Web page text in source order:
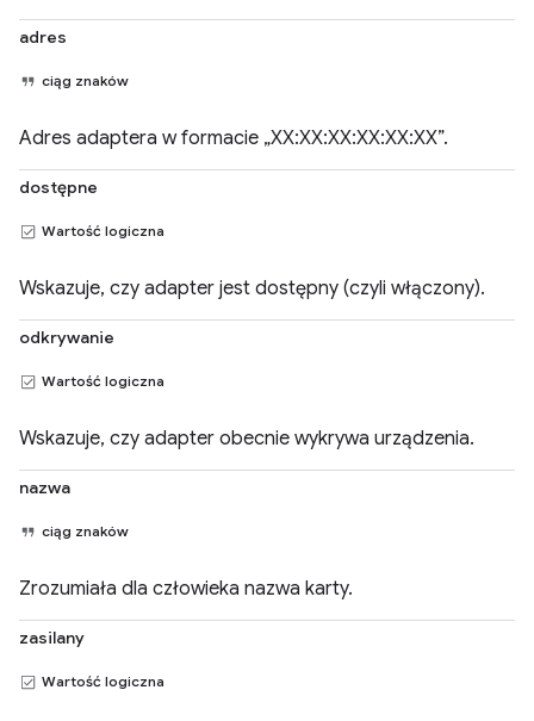
adres
ciąg znaków
Adres adaptera w formacie „XX:XX:XX:XX:XX:XX”.
dostępne
Wartość logiczna
Wskazuje, czy adapter jest dostępny (czyli włączony).
odkrywanie
Wartość logiczna
Wskazuje, czy adapter obecnie wykrywa urządzenia.
nazwa
ciąg znaków
Zrozumiała dla człowieka nazwa karty.
zasilany
Wartość logiczna